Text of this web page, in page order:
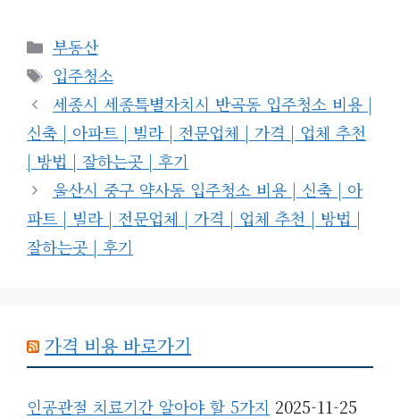
카
테
고
리
부동산
태
그
입주청소
세종시 세종특별자치시 반곡동 입주청소 비용 |
신축 | 아파트 | 빌라 | 전문업체 | 가격 | 업체 추천
| 방법 | 잘하는곳 | 후기
울산시 중구 약사동 입주청소 비용 | 신축 | 아
파트 | 빌라 | 전문업체 | 가격 | 업체 추천 | 방법 |
잘하는곳 | 후기
가격 비용 바로가기
인공관절 치료기간 알아야 할 5가지 2025-11-25